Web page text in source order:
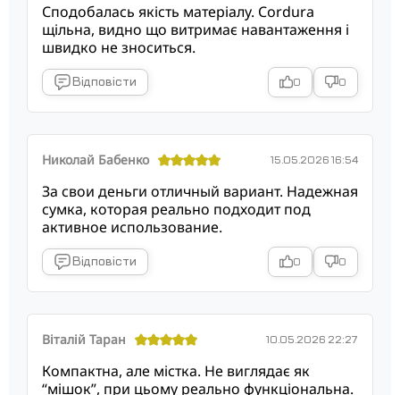
Сподобалась якість матеріалу. Cordura
щільна, видно що витримає навантаження і
швидко не зноситься.
Відповісти 0 0
Николай Бабенко 15.05.2026 16:54
За свои деньги отличный вариант. Надежная
сумка, которая реально подходит под
активное использование.
Відповісти 0 0
Віталій Таран 10.05.2026 22:27
Компактна, але містка. Не виглядає як
“мішок”, при цьому реально функціональна.